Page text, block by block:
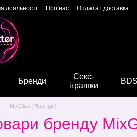
контенту
лояльності Про нас Оплата і доставка
Бренди
Секс-
іграшки
MixGliss (Франція)
бренду